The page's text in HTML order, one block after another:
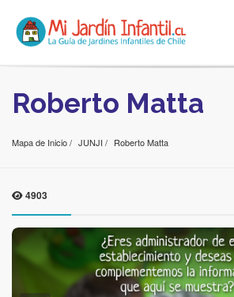
Roberto Matta
Mapa de Inicio JUNJI Roberto Matta
4903